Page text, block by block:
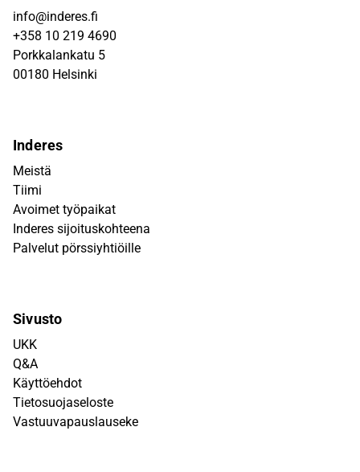
info@inderes.fi
+358 10 219 4690
Porkkalankatu 5
00180 Helsinki
Inderes
Meistä
Tiimi
Avoimet työpaikat
Inderes sijoituskohteena
Palvelut pörssiyhtiöille
Sivusto
UKK
Q&A
Käyttöehdot
Tietosuojaseloste
Vastuuvapauslauseke